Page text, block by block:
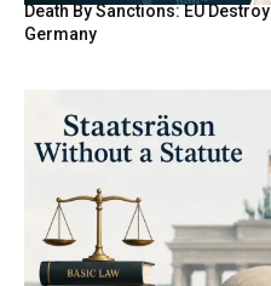
Death By Sanctions: EU
Germany